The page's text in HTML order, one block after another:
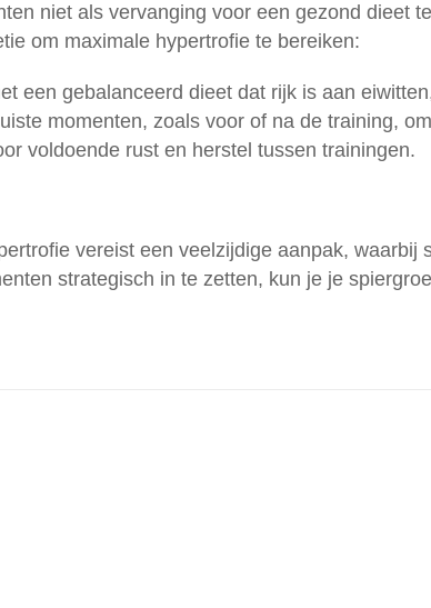
niet als vervanging voor een gezond dieet
om maximale hypertrofie te bereiken:
een gebalanceerd dieet dat rijk is aan
momenten, zoals voor of na de training,
voldoende rust en herstel tussen trainingen.
vereist een veelzijdige aanpak, waarbij
strategisch in te zetten, kun je je